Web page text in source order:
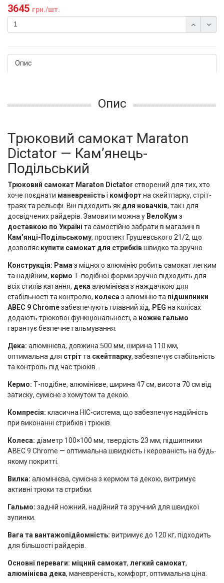
3645 грн./шт.
Опис
Опис
Трюковий самокат Maraton
Dictator — Кам’янець-
Подільський
Трюковий самокат Maraton Dictator створений для тих, хто
хоче поєднати маневреністьі комфортна скейтпарку, стріт-
траях та рельєфі. Він підходить як для новачків, так і для
досвідчених райдерів. Замовити можна у ВелоКум з
доставкою по Україні та самостійно забрати в магазині в
Кам’янці-Подільському, проспект Грушевського 21/2, що
дозволяє купити самокат для стрибківшвидко та зручно.
Конструкція: Рама з міцного алюмінію робить самокат легким
та надійним, кермо Т-подібної форми зручно підходить для
всіх стилів катання, дека алюмінієва з наждачкою для
стабільності та контролю, колеса з алюмінію та підшипники
ABEC 9 Chromeзабезпечують плавний хід, PEG на колісах
додають трюкової функціональності, а ножне гальмо
гарантує безпечне гальмування.
Дека: алюмінієва, довжина 500 мм, ширина 110 мм,
оптимальна для стрітта скейтпарку, забезпечує стабільність
та контроль під час трюків.
Кермо: Т-подібне, алюмінієве, ширина 47 см, висота 70 см від
затиску, сумісне з хомутом та декою.
Компресія: класична HIC-система, що забезпечує надійність
при виконанні стрибків і трюків.
Колеса: діаметр 100×100 мм, твердість 23 мм, підшипники
ABEC 9 Chrome — оптимальна швидкість і керованість на будь-
якому покритті.
Вилка: алюмінієва, сумісна з кермом та декою, витримує
активні трюки та стрибки.
Гальмо: задній ножний, надійний та зручний для швидкої
зупинки.
Вага та вантажопідйомність: витримує до 120 кг, підходить
для більшості райдерів.
Основні переваги: міцний самокат, легкий самокат,
алюмінієва дека, маневреність, комфорт, оптимальна ціна.